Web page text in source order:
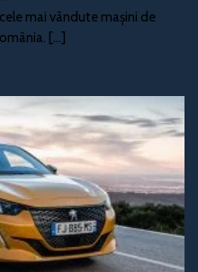
mai vândute mașini de
[...]